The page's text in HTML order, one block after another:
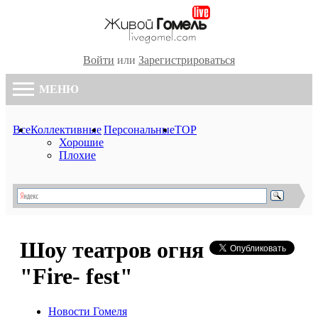
Войти или Зарегистрироваться
МЕНЮ
ВсеКоллективные
Хорошие
Плохие
ПерсональныеTOP
Шоу театров огня
"Fire- fest"
Новости Гомеля